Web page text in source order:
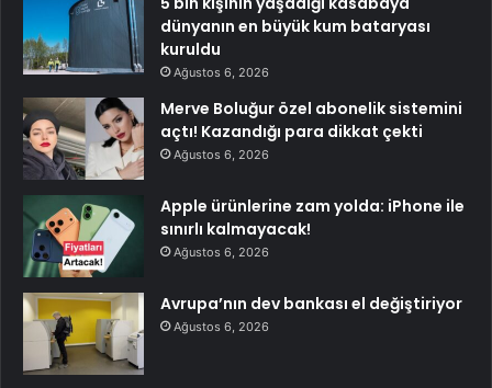
dünyanın en büyük kum bataryası
kuruldu
Ağustos 6, 2026
Merve Boluğur özel abonelik sistemini
açtı! Kazandığı para dikkat çekti
Ağustos 6, 2026
Apple ürünlerine zam yolda: iPhone ile
sınırlı kalmayacak!
Ağustos 6, 2026
Avrupa’nın dev bankası el değiştiriyor
Ağustos 6, 2026